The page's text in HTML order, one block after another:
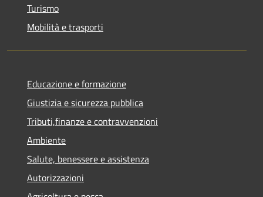
Turismo
Mobilità e trasporti
Educazione e formazione
Giustizia e sicurezza pubblica
Tributi,finanze e contravvenzioni
Ambiente
Salute, benessere e assistenza
Autorizzazioni